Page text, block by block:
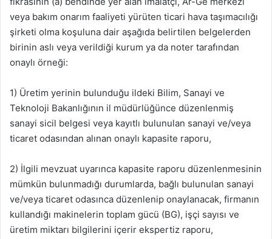
veya bakım onarım faaliyeti yürüten ticari hava taşımacılığı
şirketi olma koşuluna dair aşağıda belirtilen belgelerden
birinin aslı veya verildiği kurum ya da noter tarafından
onaylı örneği:
1) Üretim yerinin bulunduğu ildeki Bilim, Sanayi ve
Teknoloji Bakanlığının il müdürlüğünce düzenlenmiş
sanayi sicil belgesi veya kayıtlı bulunulan sanayi ve/veya
ticaret odasından alınan onaylı kapasite raporu,
2) İlgili mevzuat uyarınca kapasite raporu düzenlenmesinin
mümkün bulunmadığı durumlarda, bağlı bulunulan sanayi
ve/veya ticaret odasınca düzenlenip onaylanacak, firmanın
kullandığı makinelerin toplam gücü (BG), işçi sayısı ve
üretim miktarı bilgilerini içerir ekspertiz raporu,